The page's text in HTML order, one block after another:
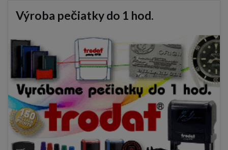
Výroba pečiatky do 1 hod.